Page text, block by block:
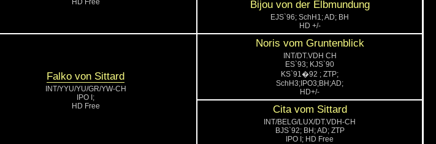
HD Free
Bijou von der Elbmundung
EJS`96; SchH1; AD; BH
HD +/-
Falko von Sittard
INT/YYU/YU/GR/YW-CH
IPO I;
HD Free
Noris vom Gruntenblick
INT/DT.VDH CH
ES`93; KJS`90
KS`91�92 ; ZTP;
SchH3;IPO3;BH;AD;
HD+/-
Cita vom Sittard
INT/BELG/LUX/DT.VDH-CH
BJS`92; BH; AD; ZTP
IPO I; HD Free